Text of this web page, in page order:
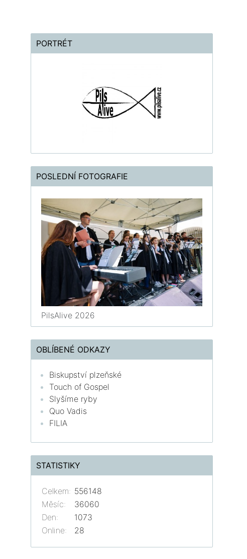
PORTRÉT
POSLEDNÍ FOTOGRAFIE
PilsAlive 2026
OBLÍBENÉ ODKAZY
Biskupství plzeňské
Touch of Gospel
Slyšíme ryby
Quo Vadis
FILIA
STATISTIKY
Online: 28
Celkem: 556148
Měsíc:
36060
Den:
1073